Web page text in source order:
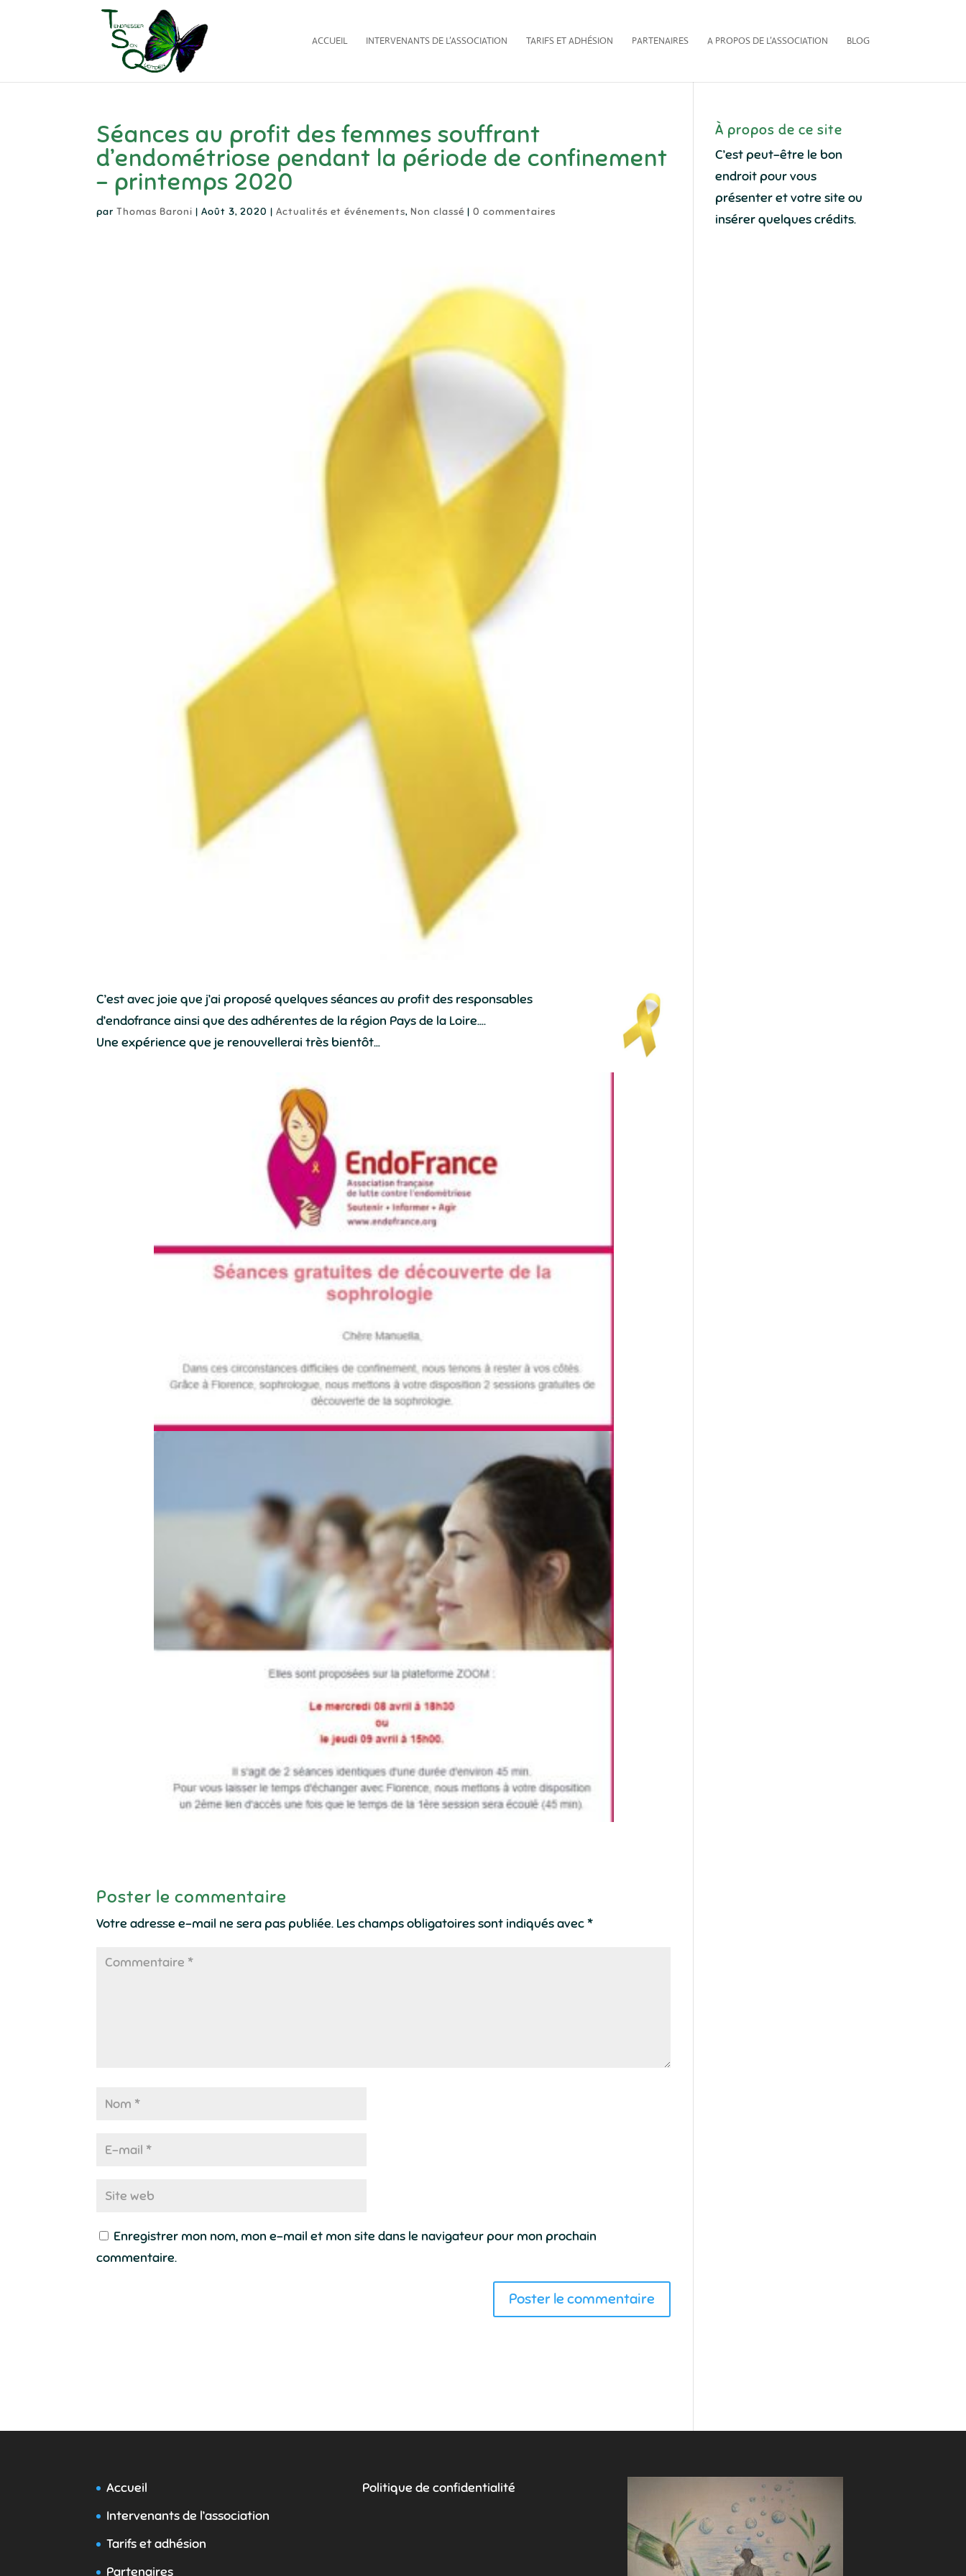
ACCUEIL INTERVENANTS DE L’ASSOCIATION TARIFS ET ADHÉSION PARTENAIRES A PROPOS DE L’ASSOCIATION BLOG
Séances au profit des femmes souffrant
d’endométriose pendant la période de confinement
– printemps 2020
parThomas Baroni |Août 3, 2020 |Actualités et événements,Non classé |0 commentaires
C’est avec joie que j’ai proposé quelques séances au profit des responsables
d’endofrance ainsi que des adhérentes de la région Pays de la Loire….
Une expérience que je renouvellerai très bientôt…
Poster le commentaire
Votre adresse e-mail ne sera pas publiée. Les champs obligatoires sont indiqués avec*
Enregistrer mon nom, mon e-mail et mon site dans le navigateur pour mon prochain
commentaire.
À propos de ce site
C’est peut-être le bon
endroit pour vous
présenter et votre site ou
insérer quelques crédits.
Accueil
Intervenants de l’association
Tarifs et adhésion
Partenaires
Politique de confidentialité